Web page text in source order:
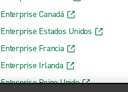
Enterprise Canadá
Enterprise Estados Unidos
Enterprise Francia
Enterprise Irlanda
Enterprise Reino Unido